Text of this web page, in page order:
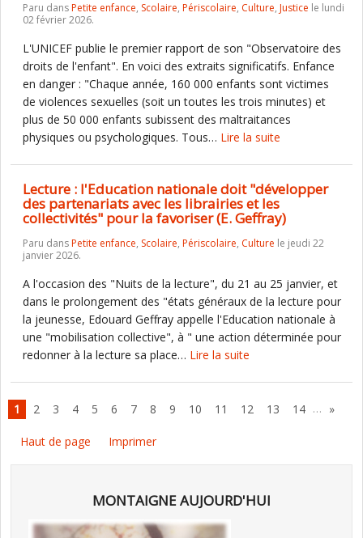
Paru dansPetite enfance, Scolaire, Périscolaire, Culture, Justice le lundi
02 février 2026.
L'UNICEF publie le premier rapport de son "Observatoire des
droits de l'enfant". En voici des extraits significatifs. Enfance
en danger : "Chaque année, 160 000 enfants sont victimes
de violences sexuelles (soit un toutes les trois minutes) et
plus de 50 000 enfants subissent des maltraitances
physiques ou psychologiques. Tous… Lire la suite
Lecture : l'Education nationale doit "développer
des partenariats avec les librairies et les
collectivités" pour la favoriser (E. Geffray)
Paru dansPetite enfance, Scolaire, Périscolaire, Culture le jeudi 22
janvier 2026.
A l'occasion des "Nuits de la lecture", du 21 au 25 janvier, et
dans le prolongement des "états généraux de la lecture pour
la jeunesse, Edouard Geffray appelle l'Education nationale à
une "mobilisation collective", à " une action déterminée pour
redonner à la lecture sa place… Lire la suite
1 2 3 4 5 6 7 8 9 10 11 12 13 14 … »
Haut de page Imprimer
MONTAIGNE AUJOURD'HUI